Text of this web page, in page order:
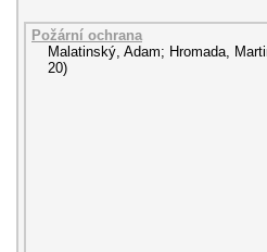
Požární ochrana
Malatinský, Adam; Hromada,
20)